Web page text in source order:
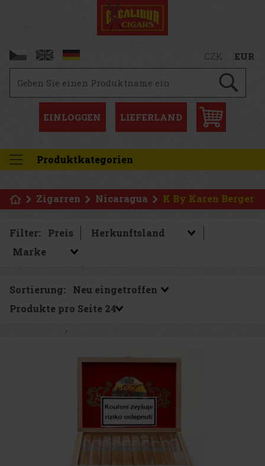
CZK EUR
EINLOGGEN LIEFERLAND
Produktkategorien
Zigarren Nicaragua K By Karen Berger
Filter: Preis
Sortierung:
Produkte pro Seite